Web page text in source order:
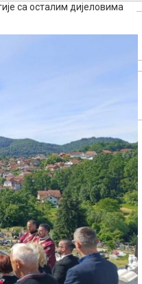
са осталим дијеловима